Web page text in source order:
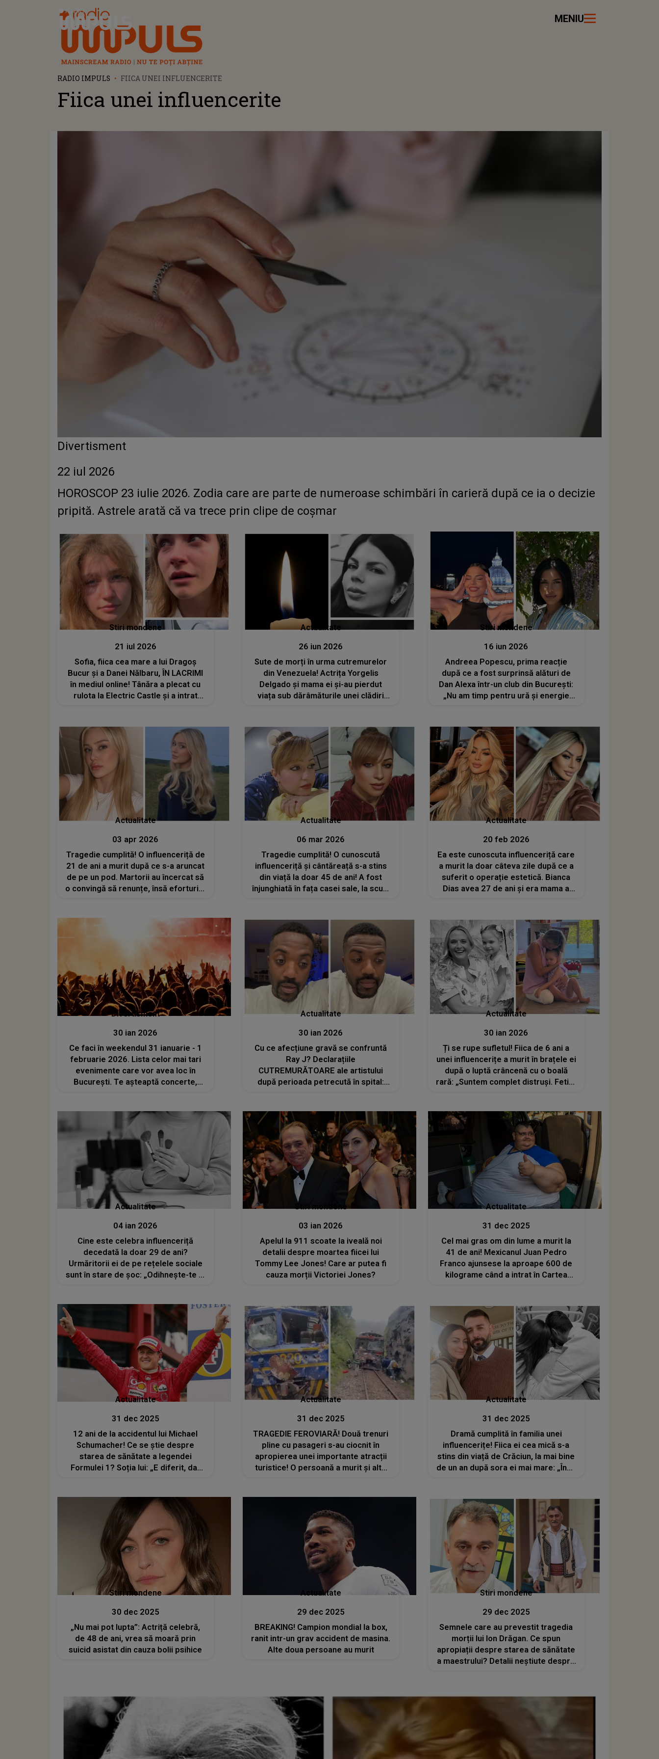
Radio Impuls MENIU
RADIO IMPULS FIICA UNEI INFLUENCERITE
Fiica unei influencerite
Divertisment
22 iul 2026
HOROSCOP 23 iulie 2026. Zodia care are parte de numeroase schimbări în carieră după ce ia o decizie
pripită. Astrele arată că va trece prin clipe de coșmar
Stiri mondene
21 iul 2026
Sofia, fiica cea mare a lui Dragoș
Bucur și a Danei Nălbaru, ÎN LACRIMI
în mediul online! Tânăra a plecat cu
rulota la Electric Castle și a intrat
Actualitate
26 iun 2026
Sute de morți în urma cutremurelor
din Venezuela! Actrița Yorgelis
Delgado și mama ei și-au pierdut
viața sub dărâmăturile unei clădiri
Stiri mondene
16 iun 2026
Andreea Popescu, prima reacție
după ce a fost surprinsă alături de
Dan Alexa într-un club din București:
„Nu am timp pentru ură și energie
Actualitate
03 apr 2026
Tragedie cumplită! O influenceriță de
21 de ani a murit după ce s-a aruncat
de pe un pod. Martorii au încercat să
o convingă să renunțe, însă eforturile
Actualitate
06 mar 2026
Tragedie cumplită! O cunoscută
influenceriță și cântăreață s-a stins
din viață la doar 45 de ani! A fost
înjunghiată în fața casei sale, la scurt
locuința
Actualitate
20 feb 2026
Ea este cunoscuta influenceriță care
a murit la doar câteva zile după ce a
suferit o operație estetică. Bianca
Dias avea 27 de ani și era mama a
Divertisment
30 ian 2026
Ce faci în weekendul 31 ianuarie - 1
februarie 2026. Lista celor mai tari
evenimente care vor avea loc în
București. Te așteaptă concerte,
Actualitate
30 ian 2026
Cu ce afecțiune gravă se confruntă
Ray J? Declarațiile
CUTREMURĂTOARE ale artistului
după perioada petrecută în spital:
Actualitate
30 ian 2026
Ți se rupe sufletul! Fiica de 6 ani a
unei influencerițe a murit în brațele ei
după o luptă crâncenă cu o boală
rară: „Suntem complet distruși. Fetița
Actualitate
04 ian 2026
Cine este celebra influenceriță
decedată la doar 29 de ani?
Urmăritorii ei de pe rețelele sociale
sunt în stare de șoc: „Odihnește-te în
Stiri mondene
03 ian 2026
Apelul la 911 scoate la iveală noi
detalii despre moartea fiicei lui
Tommy Lee Jones! Care ar putea fi
cauza morții Victoriei Jones?
Actualitate
31 dec 2025
Cel mai gras om din lume a murit la
41 de ani! Mexicanul Juan Pedro
Franco ajunsese la aproape 600 de
kilograme când a intrat în Cartea
Actualitate
31 dec 2025
12 ani de la accidentul lui Michael
Schumacher! Ce se știe despre
starea de sănătate a legendei
Formulei 1? Soția lui: „E diferit, dar
Actualitate
31 dec 2025
TRAGEDIE FEROVIARĂ! Două trenuri
pline cu pasageri s-au ciocnit în
apropierea unei importante atracții
turistice! O persoană a murit și alte
Actualitate
31 dec 2025
Dramă cumplită în familia unei
influencerițe! Fiica ei cea mică s-a
stins din viață de Crăciun, la mai bine
de un an după sora ei mai mare: „Încă
Stiri mondene
30 dec 2025
„Nu mai pot lupta”: Actriță celebră,
de 48 de ani, vrea să moară prin
suicid asistat din cauza bolii psihice
Actualitate
29 dec 2025
BREAKING! Campion mondial la box,
ranit intr-un grav accident de masina.
Alte doua persoane au murit
Stiri mondene
29 dec 2025
Semnele care au prevestit tragedia
morții lui Ion Drăgan. Ce spun
apropiații despre starea de sănătate
a maestrului? Detalii neștiute despre